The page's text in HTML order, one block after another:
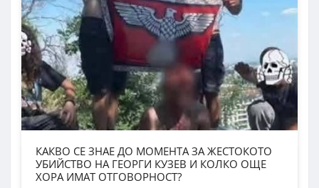
КАКВО СЕ ЗНАЕ ДО МОМЕНТА ЗА ЖЕСТОКОТО
УБИЙСТВО НА ГЕОРГИ КУЗЕВ И КОЛКО ОЩЕ
ХОРА ИМАТ ОТГОВОРНОСТ?